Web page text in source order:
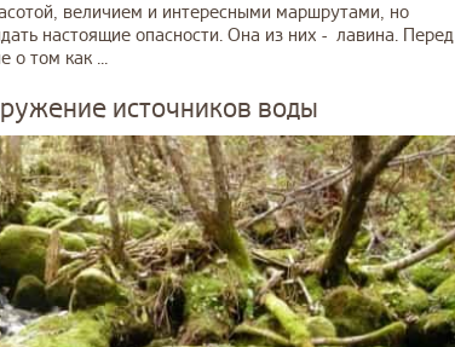
величием и интересными маршрутами, но
настоящие опасности. Она из них - лавина. Перед
о том как ...
источников воды